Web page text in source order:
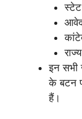
स्टेट
इन सभी
के बटन
हैं।